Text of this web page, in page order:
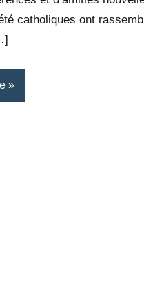
catholiques ont